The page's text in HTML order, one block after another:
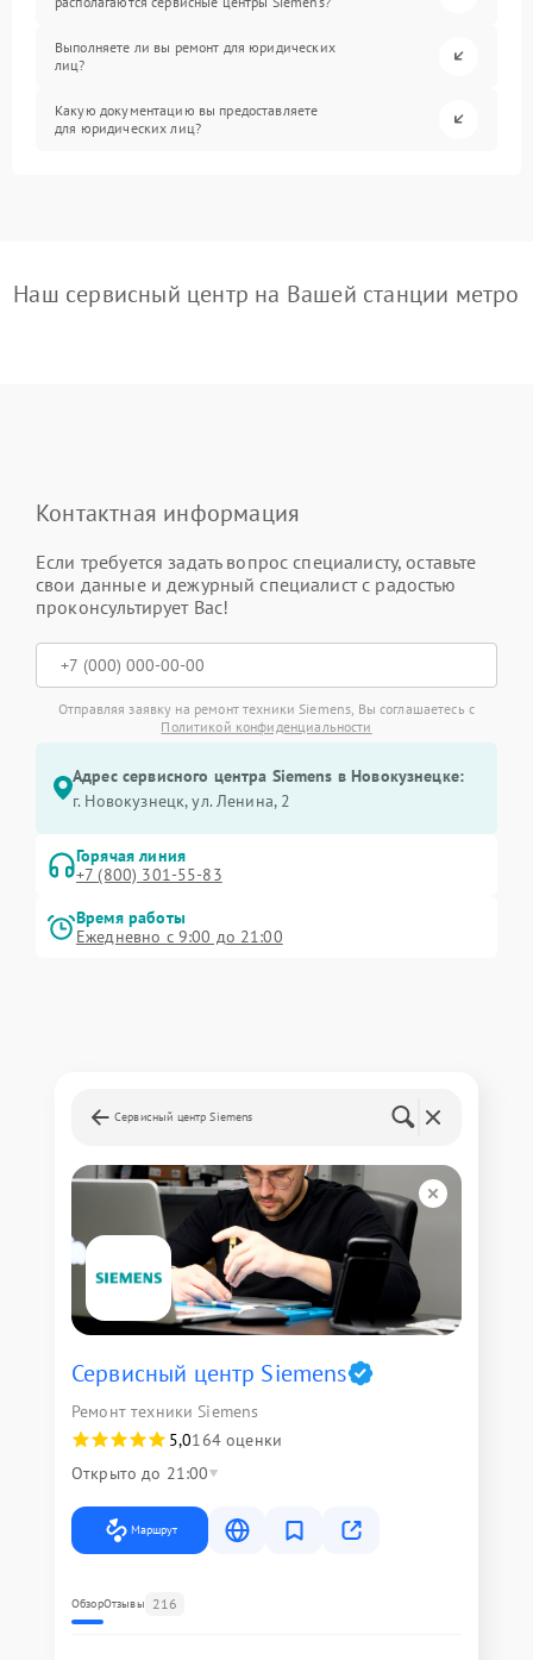
Выполняете ли вы ремонт для юридических
лиц?
Какую документацию вы предоставляете
для юридических лиц?
Наш сервисный центр на Вашей станции метро
Контактная информация
Если требуется задать вопрос специалисту, оставьте
свои данные и дежурный специалист с радостью
проконсультирует Вас!
Отправляя заявку на ремонт техники Siemens, Вы соглашаетесь с
Политикой конфиденциальности
Адрес сервисного центра Siemens в Новокузнецке:
г. Новокузнецк, ул. Ленина, 2
Горячая линия
+7 (800) 301-55-83
Время работы
Ежедневно с 9:00 до 21:00
Сервисный центр Siemens
Сервисный центр Siemens
Ремонт техники Siemens
5,0164 оценки
Открыто до 21:00
Маршрут
ОбзорОтзывы 216